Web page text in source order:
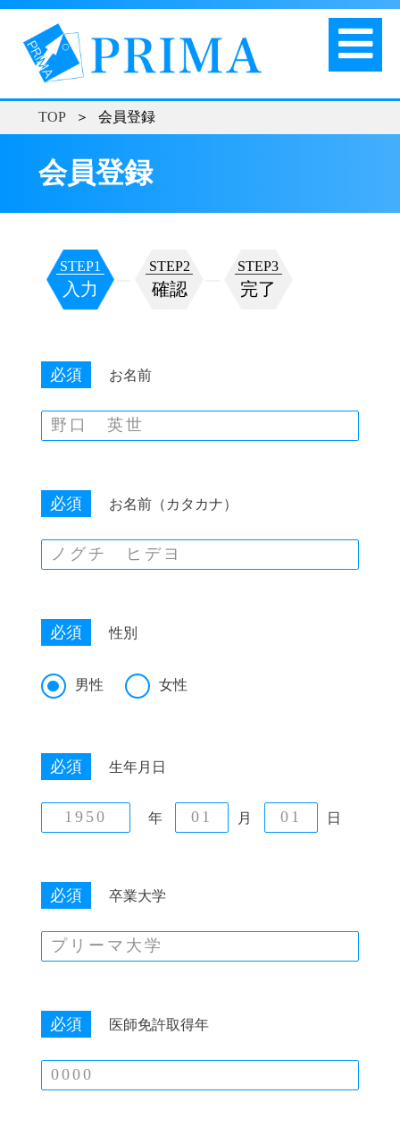
TOP ＞ 会員登録
会員登録
STEP1
入力
STEP2
確認
STEP3
完了
必須 お名前
必須 お名前（カタカナ）
必須 性別
男性 女性
必須 生年月日
年 月 日
必須 卒業大学
必須 医師免許取得年